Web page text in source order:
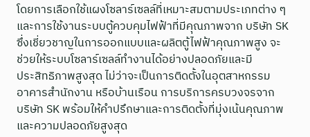
โดยการเลือกใช้แผงโซลาร์เซลล์ที่เหมาะสมตามประเภทต่าง ๆ
และการใช้งานระบบตู้ควบคุมไฟฟ้าที่มีคุณภาพจาก บริษัท SK
ซึ่งเชี่ยวชาญในการออกแบบและผลิตตู้ไฟฟ้าคุณภาพสูง จะ
ช่วยให้ระบบโซลาร์เซลล์ทำงานได้อย่างปลอดภัยและมี
ประสิทธิภาพสูงสุด ไม่ว่าจะเป็นการติดตั้งในอุตสาหกรรม
อาคารสำนักงาน หรือบ้านเรือน การบริการครบวงจรจาก
บริษัท SK พร้อมให้คำปรึกษาและการติดตั้งที่มุ่งเน้นคุณภาพ
และความปลอดภัยสูงสุด